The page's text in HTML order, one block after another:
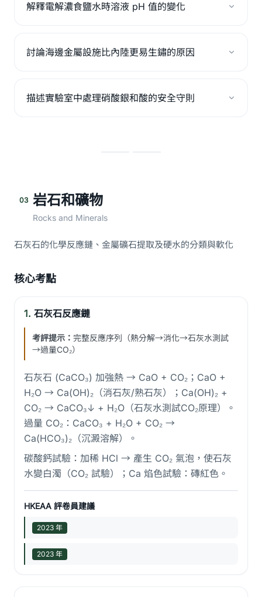
解釋電解濃食鹽水時溶液 pH 值的變化
討論海邊金屬設施比內陸更易生鏽的原因
描述實驗室中處理硝酸銀和酸的安全守則
03 岩石和礦物
Rocks and Minerals
石灰石的化學反應鏈、金屬礦石提取及硬水的分類與軟化
核心考點
1. 石灰石反應鏈
考評提示： 完整反應序列（熱分解→消化→石灰水測試
→過量CO₂）
石灰石 (CaCO₃) 加強熱 → CaO + CO₂；CaO +
H₂O → Ca(OH)₂（消石灰/熟石灰）；Ca(OH)₂ +
CO₂ → CaCO₃↓ + H₂O（石灰水測試CO₂原理）。
過量 CO₂：CaCO₃ + H₂O + CO₂ →
Ca(HCO₃)₂（沉澱溶解）。
碳酸鈣試驗：加稀 HCl → 產生 CO₂ 氣泡，使石灰
水變白濁（CO₂ 試驗）；Ca 焰色試驗：磚紅色。
HKEAA 評卷員建議
2023 年
2023 年